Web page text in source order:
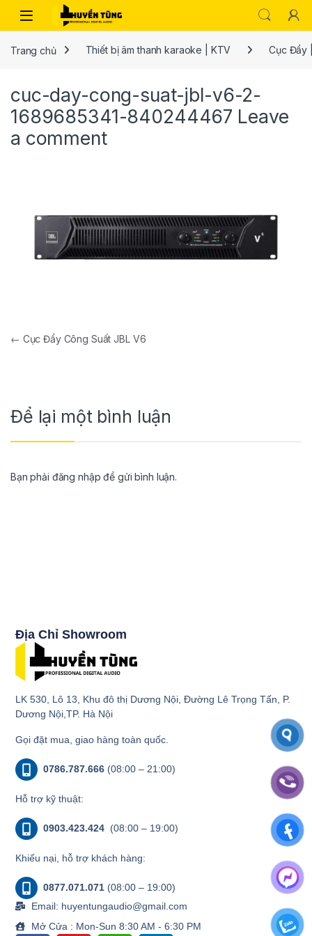
Trang chủ Thiết bị âm thanh karaoke | KTV Cục Đẩy
cuc-day-cong-suat-jbl-v6-2-
1689685341-840244467 Leave
a comment
← Cục Đẩy Công Suất JBL V6
Để lại một bình luận
Bạn phải đăng nhập để gửi bình luận.
Địa Chỉ Showroom
LK 530, Lô 13, Khu đô thị Dương Nội, Đường Lê Trọng Tấn, P.
Dương Nội,TP. Hà Nội
Gọi đặt mua, giao hàng toàn quốc.
0786.787.666 (08:00 – 21:00)
Hỗ trợ kỹ thuật:
0903.423.424 (08:00 – 19:00)
Khiếu nại, hỗ trợ khách hàng:
0877.071.071 (08:00 – 19:00)
Email: huyentungaudio@gmail.com
Mở Cửa : Mon-Sun 8:30 AM - 6:30 PM